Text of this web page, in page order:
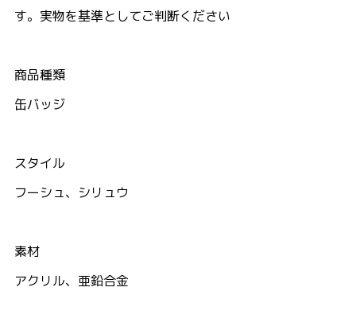
す。実物を基準としてご判断ください
商品種類
缶バッジ
スタイル
フーシュ、シリュウ
素材
アクリル、亜鉛合金